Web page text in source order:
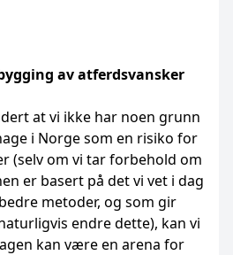
av atferdsvansker
at vi ikke har noen grunn
i Norge som en risiko for
(selv om vi tar forbehold om
er basert på det vi vet i dag
metoder, og som gir
endre dette), kan vi
kan være en arena for